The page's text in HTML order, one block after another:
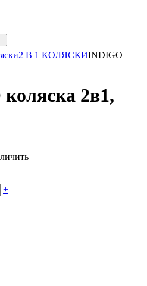
2 В 1 КОЛЯСКИINDIGO
2в1,
+